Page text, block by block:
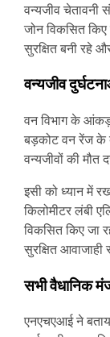
वन्यजीव चेतावनी
जोन विकसित किए
सुरक्षित बनी रहे
वन्यजीव
वन विभाग के
बड़कोट वन रेंज के
वन्यजीवों की मौत
इसी को ध्यान में
किलोमीटर लंबी
विकसित किए जा
सुरक्षित आवाजाही
सभी वैधानिक
एनएचएआई ने